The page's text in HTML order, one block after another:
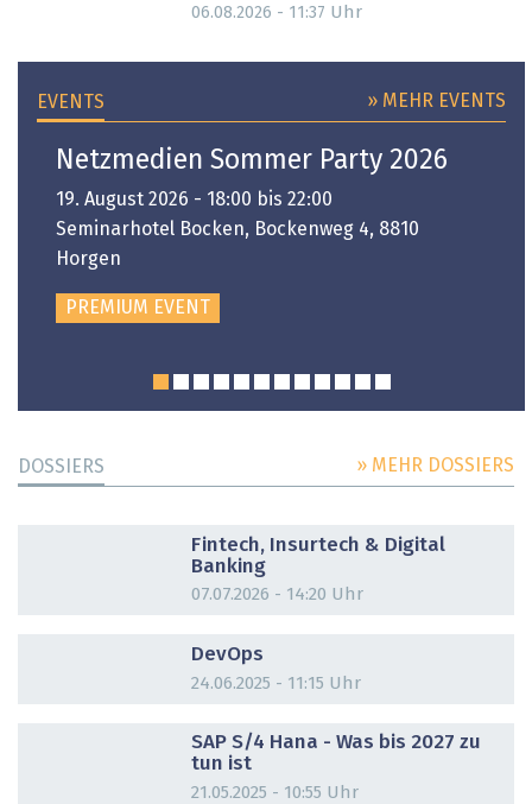
06.08.2026 - 11:37 Uhr
EVENTS » MEHR EVENTS
Netzmedien Sommer Party 2026
19. August 2026 - 18:00 bis 22:00
Seminarhotel Bocken, Bockenweg 4, 8810
Horgen
PREMIUM EVENT
DOSSIERS » MEHR DOSSIERS
Fintech, Insurtech & Digital
Banking
07.07.2026 - 14:20 Uhr
DevOps
24.06.2025 - 11:15 Uhr
SAP S/4 Hana - Was bis 2027 zu
tun ist
21.05.2025 - 10:55 Uhr